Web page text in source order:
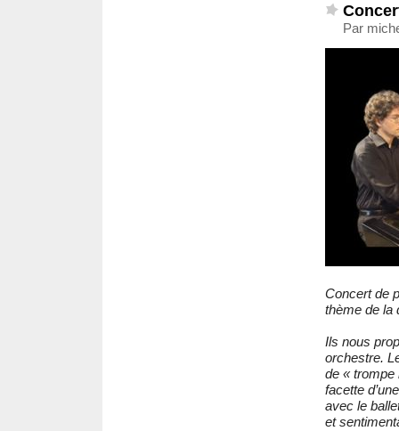
Par
Concert de
thème de la
Ils nous
orchestre.
de « trompe
facette
avec le
et